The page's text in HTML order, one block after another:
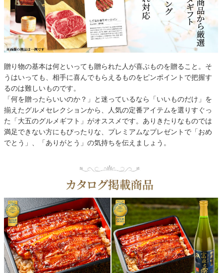
贈り物の基本は何といっても贈られた人が喜ぶものを贈ること。そ
うはいっても、相手に喜んでもらえるものをピンポイントで把握す
るのは難しいものです。
「何を贈ったらいいのか？」と迷っているなら「いいものだけ」を
揃えたグルメセレクションから、人気の定番アイテムを選りすぐっ
た「大五のグルメギフト」がオススメです。ありきたりなものでは
満足できない方にもぴったりな、プレミアムなプレゼントで「おめ
でとう」、「ありがとう」の気持ちを伝えましょう。